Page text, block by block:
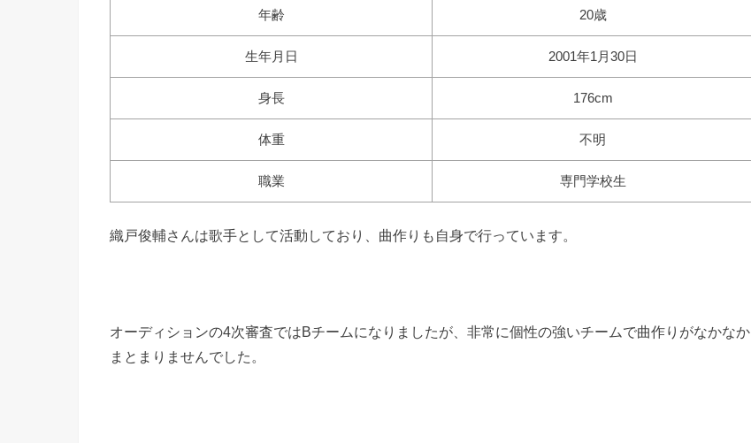
年齢 20歳
生年月日 2001年1月30日
身長 176cm
体重 不明
職業 専門学校生
織戸俊輔さんは歌手として活動しており、曲作りも自身で行っています。
オーディションの4次審査ではBチームになりましたが、非常に個性の強いチームで曲作りがなかなか
まとまりませんでした。